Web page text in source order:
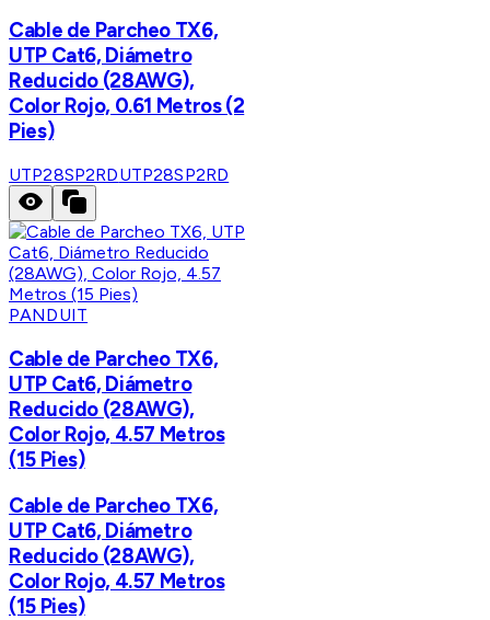
Cable de Parcheo TX6,
UTP Cat6, Diámetro
Reducido (28AWG),
Color Rojo, 0.61 Metros (2
Pies)
UTP28SP2RDUTP28SP2RD
PANDUIT
Cable de Parcheo TX6,
UTP Cat6, Diámetro
Reducido (28AWG),
Color Rojo, 4.57 Metros
(15 Pies)
Cable de Parcheo TX6,
UTP Cat6, Diámetro
Reducido (28AWG),
Color Rojo, 4.57 Metros
(15 Pies)